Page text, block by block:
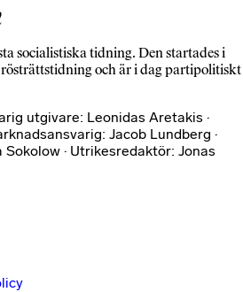
socialistiska tidning. Den startades i
och är i dag partipolitiskt
utgivare: Leonidas Aretakis ·
Jacob Lundberg ·
· Utrikesredaktör: Jonas